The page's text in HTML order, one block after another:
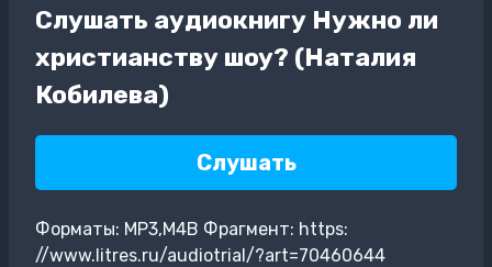
Слушать аудиокнигу Нужно ли
христианству шоу? (Наталия
Кобилева)
Слушать
Форматы: MP3,M4B Фрагмент: https:
//www.litres.ru/audiotrial/?art=70460644